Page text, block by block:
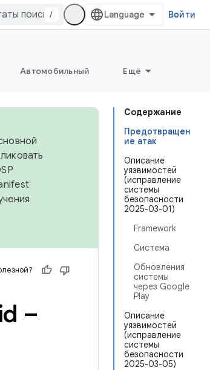
/ Войти
Автомобильный Ещё
Содержание
Предотвращен
ие атак
Описание
уязвимостей
(исправление
системы
безопасности
2025-03-01)
Framework
Система
Обновления
системы
через Google
Play
Описание
уязвимостей
(исправление
системы
безопасности
2025-03-05)
–